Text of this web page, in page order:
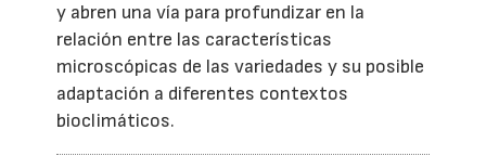
y abren una vía para profundizar en la
relación entre las características
microscópicas de las variedades y su posible
adaptación a diferentes contextos
bioclimáticos.